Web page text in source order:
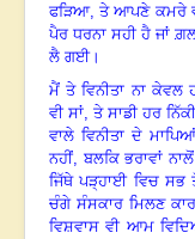
ਫੜਿਆ,ਤੇ ਆਪਣੇ ਕਮਰੇ
ਪੈਰ ਧਰਨਾ ਸਹੀ ਹੈ ਜਾਂ
ਲੈ ਗਈ।
ਮੈਂ ਤੇ ਵਿਨੀਤਾ ਨਾ ਕੇਵਲ
ਵੀ ਸਾਂ,ਤੇ ਸਾਡੀ ਹਰ
ਵਾਲੇ ਵਿਨੀਤਾ ਦੇ
ਨਹੀਂ, ਬਲਕਿ ਭਰਾਵਾਂ
ਜਿੱਥੇ ਪੜ੍ਹਾਈ ਵਿਚ ਸਭ
ਚੰਗੇ ਸੰਸਕਾਰ ਮਿਲਣ
ਵਿਸ਼ਵਾਸ ਵੀ ਆਮ